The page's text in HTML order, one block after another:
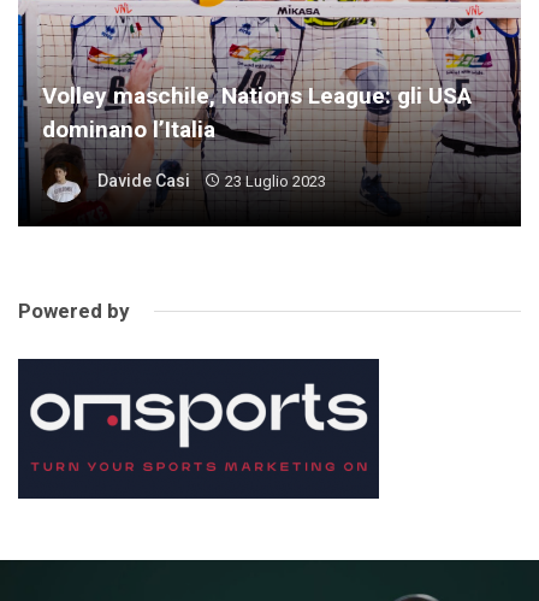
Volley maschile, Nations League: gli USA
dominano l’Italia
Davide Casi 23 Luglio 2023
Powered by